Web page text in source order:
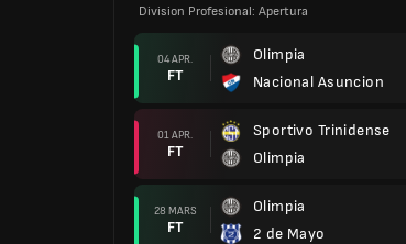
Division Profesional: Apertura
04 APR.
FT
Olimpia
Nacional Asuncion
01 APR.
FT
Sportivo Trinidense
Olimpia
28 MARS
FT
Olimpia
2 de Mayo